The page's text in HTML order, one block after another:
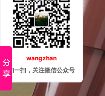
wangzhan
扫一扫，关注微信公众号